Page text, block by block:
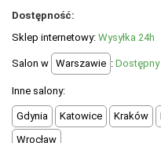
Dostępność:
Sklep internetowy: Wysyłka 24h
Salon w Warszawie :
Inne salony:
Gdynia Katowice Kraków
Wrocław